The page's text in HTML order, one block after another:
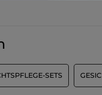
SETS